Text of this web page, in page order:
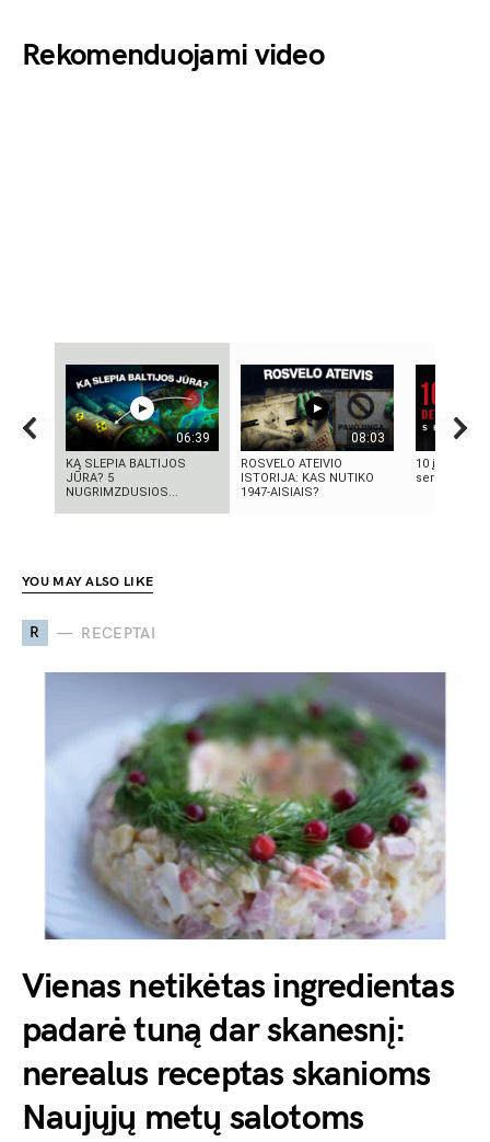
Rekomenduojami video
06:39
KĄ SLEPIA BALTIJOS
JŪRA? 5
NUGRIMZDUSIOS...
08:03
ROSVELO ATEIVIO
ISTORIJA: KAS NUTIKO
1947-AISIAIS?
10
serialų
YOU MAY ALSO LIKE
R RECEPTAI
Vienas netikėtas ingredientas
padarė tuną dar skanesnį:
nerealus receptas skanioms
Naujųjų metų salotoms